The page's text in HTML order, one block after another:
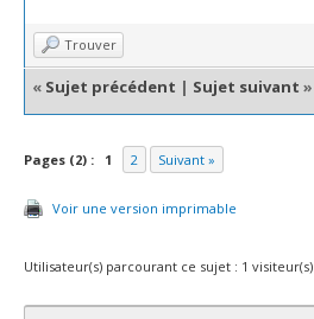
Trouver
« Sujet précédent | Sujet suivant »
Pages (2) : 1 2 Suivant »
Voir une version imprimable
Utilisateur(s) parcourant ce sujet : 1 visiteur(s)